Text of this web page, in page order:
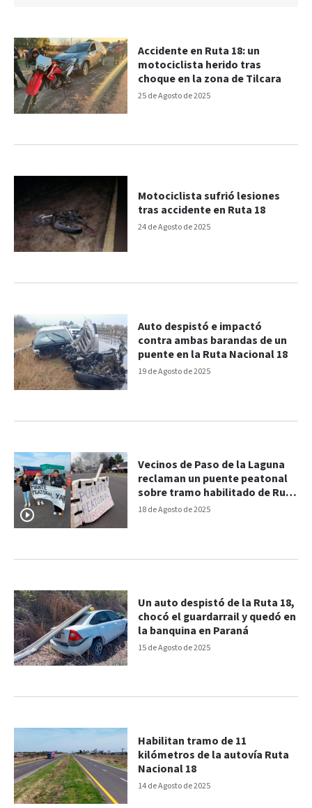
25 de Agosto de 2025
Accidente en Ruta 18: un
motociclista herido tras
choque en la zona de Tilcara
24 de Agosto de 2025
Motociclista sufrió lesiones
tras accidente en Ruta 18
19 de Agosto de 2025
Auto despistó e impactó
contra ambas barandas de un
puente en la Ruta Nacional 18
18 de Agosto de 2025
Vecinos de Paso de la Laguna
reclaman un puente peatonal
sobre tramo habilitado de Ruta
18
15 de Agosto de 2025
Un auto despistó de la Ruta 18,
chocó el guardarrail y quedó en
la banquina en Paraná
14 de Agosto de 2025
Habilitan tramo de 11
kilómetros de la autovía Ruta
Nacional 18